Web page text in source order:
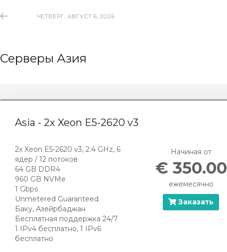
Minimize
ЧЕТВЕРГ, АВГУСТ 6, 2026
Серверы Азия
Asia - 2x Xeon E5-2620 v3
2x Xeon E5-2620 v3, 2.4 GHz, 6
ядер / 12 потоков
64 GB DDR4
960 GB NVMe
1 Gbps
Unmetered Guaranteed
Баку, Азейрбаджан
Бесплатная поддержка 24/7
1 IPv4 бесплатно, 1 IPv6
бесплатно
Начиная от
€ 350.00
ежемесячно
Заказать